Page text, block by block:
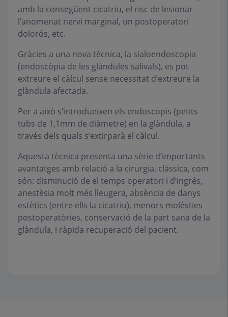
amb la consegüent cicatriu, el risc de lesionar
l’anomenat nervi marginal, un postoperatori
dolorós, etc.
Gràcies a una nova tècnica, la sialoendoscopia
(endoscòpia de les glàndules salivals), es pot
extreure el càlcul sense necessitat d’extreure la
glàndula afectada.
Per a això s’introdueixen els endoscopis (petits
tubs de 1,1mm de diàmetre) en la glàndula, a
través dels quals s’extirparà el càlcul.
Aquesta tècnica presenta una sèrie d’importants
avantatges amb relació a la cirurgia. clàssica, com
són: disminució de el temps operatori i d’ingrés,
anestèsia molt més lleugera, absència de danys
estètics (entre ells la cicatriu), menors molèsties
postoperatòries, conservació de la part sana de la
glàndula, i ràpida recuperació del pacient.